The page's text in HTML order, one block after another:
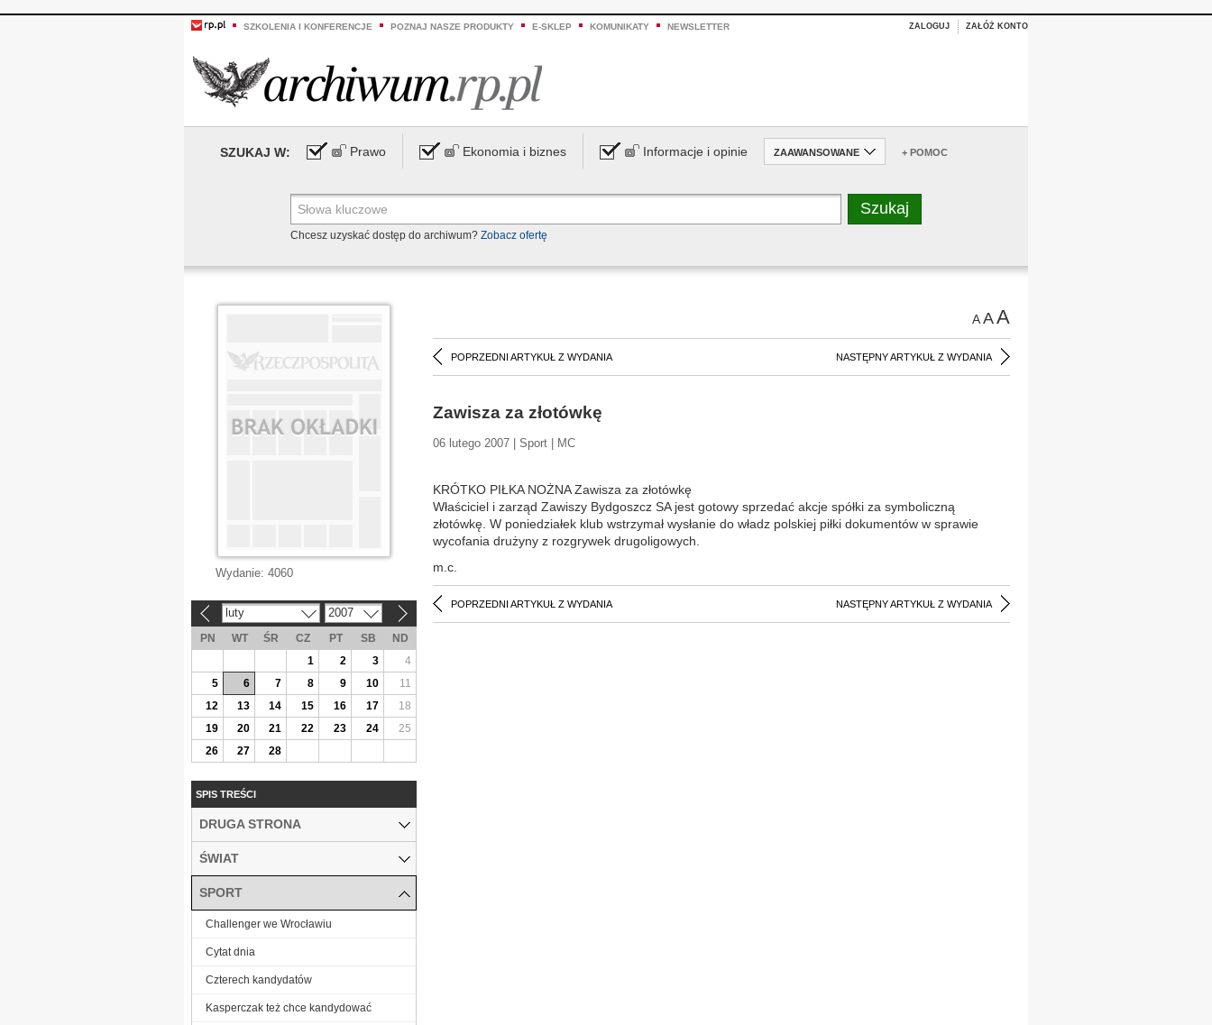
SZKOLENIA I KONFERENCJE POZNAJ NASZE PRODUKTY E-SKLEP KOMUNIKATY NEWSLETTER ZALOGUJ ZAŁÓŻ KONTO
SZUKAJ W: Prawo Ekonomia i biznes Informacje i opinie ZAAWANSOWANE + POMOC
Chcesz uzyskać dostęp do archiwum? Zobacz ofertę
AAA
POPRZEDNI ARTYKUŁ Z WYDANIA NASTĘPNY ARTYKUŁ Z WYDANIA
Zawisza za złotówkę
06 lutego 2007 | Sport | MC
KRÓTKO PIŁKA NOŻNA Zawisza za złotówkę
Właściciel i zarząd Zawiszy Bydgoszcz SA jest gotowy sprzedać akcje spółki za symboliczną
złotówkę. W poniedziałek klub wstrzymał wysłanie do władz polskiej piłki dokumentów w sprawie
wycofania drużyny z rozgrywek drugoligowych.
m.c.
POPRZEDNI ARTYKUŁ Z WYDANIA NASTĘPNY ARTYKUŁ Z WYDANIA
Wydanie: 4060
luty 2007
PN WT ŚR CZ PT SB
ND
1
2 3
4
5
6 7 8 9 10
11
12
13 14 15 16 17
18
19
20 21 22 23 24
25
26
27 28
SPIS TREŚCI
DRUGA STRONA
ŚWIAT
SPORT
Challenger we Wrocławiu
Cytat dnia
Czterech kandydatów
Kasperczak też chce kandydować